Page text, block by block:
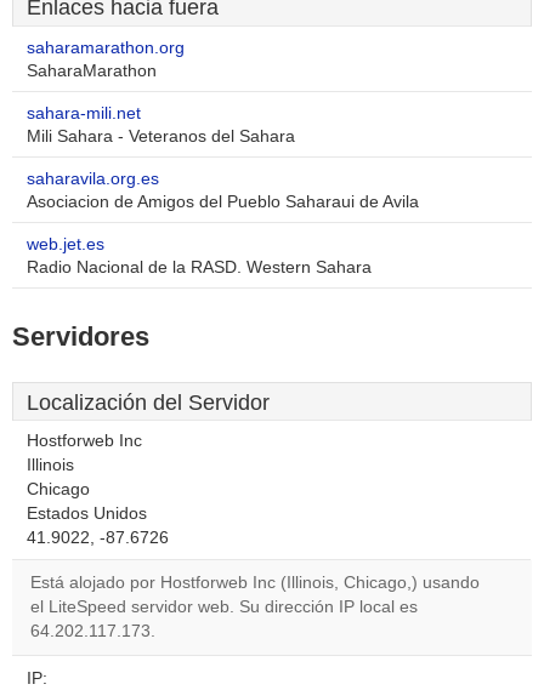
Enlaces hacia fuera
saharamarathon.org
SaharaMarathon
sahara-mili.net
Mili Sahara - Veteranos del Sahara
saharavila.org.es
Asociacion de Amigos del Pueblo Saharaui de Avila
web.jet.es
Radio Nacional de la RASD. Western Sahara
Servidores
Localización del Servidor
Hostforweb Inc
Illinois
Chicago
Estados Unidos
41.9022, -87.6726
Está alojado por Hostforweb Inc (Illinois, Chicago,) usando
el LiteSpeed servidor web. Su dirección IP local es
64.202.117.173.
IP: